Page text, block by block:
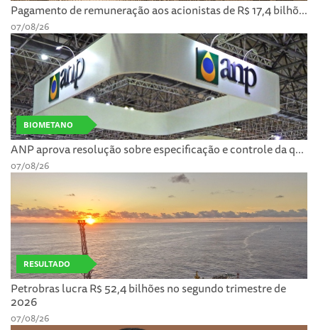
Pagamento de remuneração aos acionistas de R$ 17,4 bilhõ...
07/08/26
BIOMETANO
ANP aprova resolução sobre especificação e controle da q...
07/08/26
RESULTADO
Petrobras lucra R$ 52,4 bilhões no segundo trimestre de
2026
07/08/26